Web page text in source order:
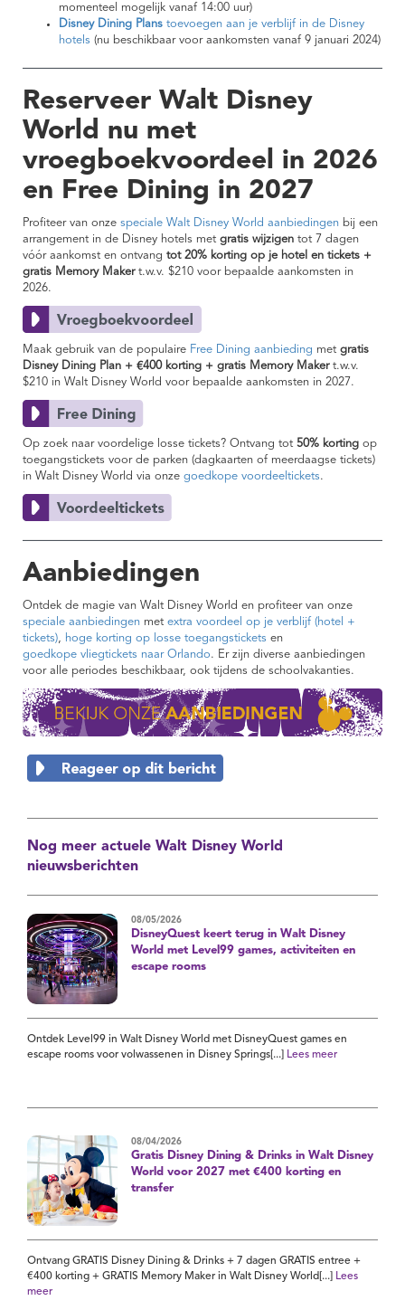
momenteel mogelijk vanaf 14:00 uur)
Disney Dining Plans toevoegen aan je verblijf in de Disney
hotels (nu beschikbaar voor aankomsten vanaf 9 januari 2024)
Reserveer Walt Disney
World nu met
vroegboekvoordeel in 2026
en Free Dining in 2027
Profiteer van onze speciale Walt Disney World aanbiedingen bij een
arrangement in de Disney hotels met gratis wijzigen tot 7 dagen
vóór aankomst en ontvang tot 20% korting op je hotel en tickets +
gratis Memory Maker t.w.v. $210 voor bepaalde aankomsten in
2026.
Maak gebruik van de populaire Free Dining aanbieding met gratis
Disney Dining Plan + €400 korting + gratis Memory Makert.w.v.
$210 in Walt Disney World voor bepaalde aankomsten in 2027.
Op zoek naar voordelige losse tickets? Ontvang tot 50% korting op
toegangstickets voor de parken (dagkaarten of meerdaagse tickets)
in Walt Disney World via onze goedkope voordeeltickets.
Aanbiedingen
Ontdek de magie van Walt Disney World en profiteer van onze
speciale aanbiedingen met extra voordeel op je verblijf (hotel +
tickets), hoge korting op losse toegangstickets en
goedkope vliegtickets naar Orlando. Er zijn diverse aanbiedingen
voor alle periodes beschikbaar, ook tijdens de schoolvakanties.
Nog meer actuele Walt Disney World
nieuwsberichten
08/05/2026
DisneyQuest keert terug in Walt Disney
World met Level99 games, activiteiten en
escape rooms
Ontdek Level99 in Walt Disney World met DisneyQuest games en
escape rooms voor volwassenen in Disney Springs[...]
Lees meer
08/04/2026
Gratis Disney Dining & Drinks in Walt Disney
World voor 2027 met €400 korting en
transfer
Ontvang GRATIS Disney Dining & Drinks + 7 dagen GRATIS entree +
€400 korting + GRATIS Memory Maker in Walt Disney World[...]
Lees
meer